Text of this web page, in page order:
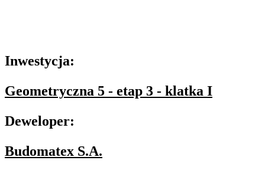
Inwestycja:
Geometryczna 5 - etap 3 - klatka I
Deweloper:
Budomatex S.A.